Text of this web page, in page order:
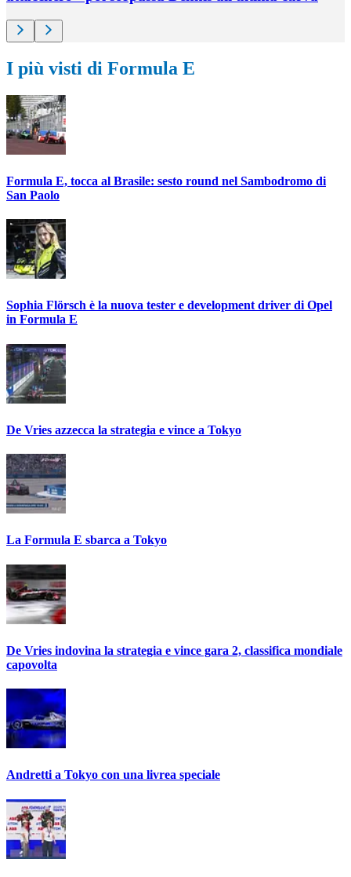
I più visti di Formula E
Formula E, tocca al Brasile: sesto round nel Sambodromo di
San Paolo
Sophia Flörsch è la nuova tester e development driver di Opel
in Formula E
De Vries azzecca la strategia e vince a Tokyo
La Formula E sbarca a Tokyo
De Vries indovina la strategia e vince gara 2, classifica mondiale
capovolta
Andretti a Tokyo con una livrea speciale